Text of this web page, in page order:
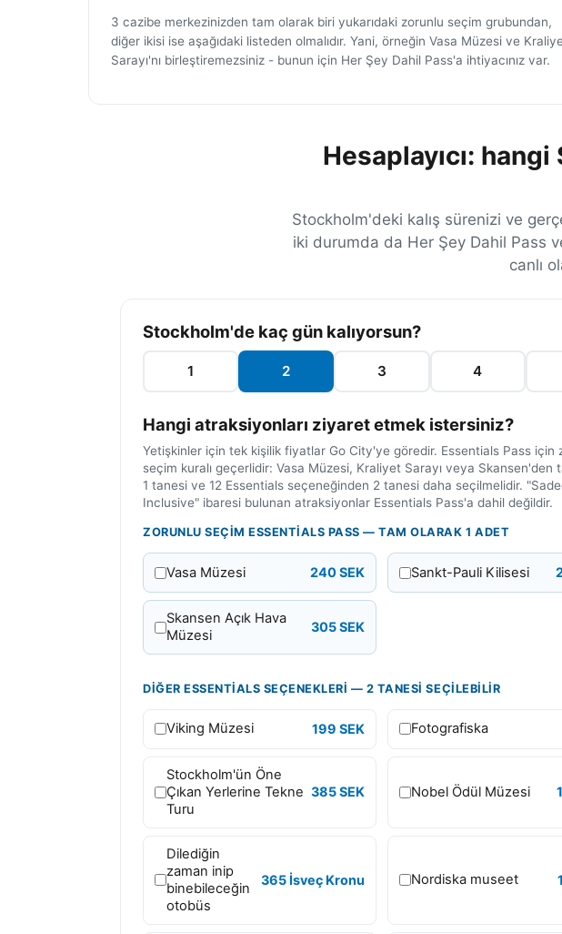
3 cazibe merkezinizden tam olarak biri yukarıdaki zorunlu seçim grubundan,
diğer ikisi ise aşağıdaki listeden olmalıdır. Yani, örneğin Vasa Müzesi ve
Sarayı'nı birleştiremezsiniz - bunun için Her Şey Dahil Pass'a ihtiyacınız var.
Hesaplayıcı:
Stockholm'deki kalış sürenizi ve
iki durumda da Her Şey Dahil Pass
canlı
Stockholm'de kaç gün kalıyorsun?
1 2 3 4
Hangi atraksiyonları ziyaret etmek istersiniz?
Yetişkinler için tek kişilik fiyatlar Go City'ye göredir. Essentials Pass için
seçim kuralı geçerlidir: Vasa Müzesi, Kraliyet Sarayı veya Skansen'den
1 tanesi ve 12 Essentials seçeneğinden 2 tanesi daha seçilmelidir.
Inclusive" ibaresi bulunan atraksiyonlar Essentials Pass'a dahil değildir.
ZORUNLU SEÇIM ESSENTIALS PASS — TAM OLARAK 1 ADET
Vasa Müzesi 240 SEK Sankt-Pauli Kilisesi
Skansen Açık Hava
Müzesi
305 SEK
DIĞER ESSENTIALS SEÇENEKLERI — 2 TANESI SEÇILEBILIR
Viking Müzesi 199 SEK Fotografiska
Stockholm'ün Öne
Çıkan Yerlerine Tekne
Turu
385 SEK Nobel Ödül Müzesi
Dilediğin
zaman inip
binebileceğin
otobüs
365 İsveç Kronu Nordiska museet